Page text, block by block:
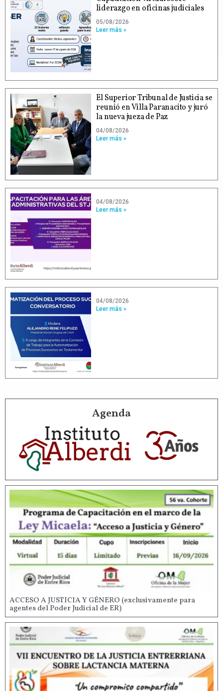
liderazgo en oficinas judiciales
05/08/2026
Leer más »
El Superior Tribunal de Justicia se
reunió en Villa Paranacito y juró
la nueva jueza de Paz
04/08/2026
Leer más »
04/08/2026
Leer más »
04/08/2026
Leer más »
Agenda
ACCESO A JUSTICIA Y GÉNERO (exclusivamente para
agentes del Poder Judicial de ER)